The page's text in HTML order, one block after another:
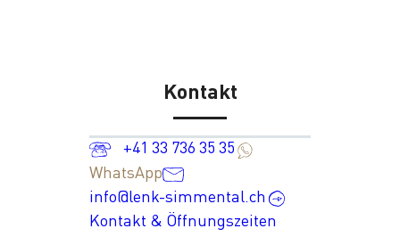
Kontakt
+41 33 736 35 35
WhatsApp
info@lenk-simmental.ch
Kontakt & Öffnungszeiten